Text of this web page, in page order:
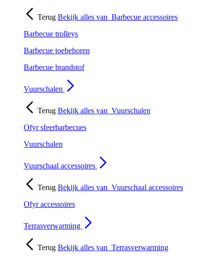
Terug Bekijk alles van Barbecue accessoires
Barbecue trolleys
Barbecue toebehoren
Barbecue brandstof
Vuurschalen
Terug Bekijk alles van Vuurschalen
Ofyr sfeerbarbecues
Vuurschalen
Vuurschaal accessoires
Terug Bekijk alles van Vuurschaal accessoires
Ofyr accessoires
Terrasverwarming
Terug Bekijk alles van Terrasverwarming